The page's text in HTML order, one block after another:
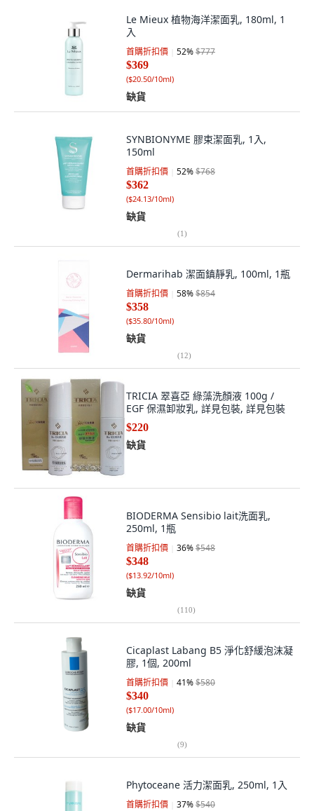
Le Mieux 植物海洋潔面乳, 180ml, 1
入
首購折扣價 52%$777
$369
($20.50/10ml)
缺貨
SYNBIONYME 膠束潔面乳, 1入,
150ml
首購折扣價 52%$768
$362
($24.13/10ml)
缺貨
(1)
Dermarihab 潔面鎮靜乳, 100ml, 1瓶
首購折扣價 58%$854
$358
($35.80/10ml)
缺貨
(12)
TRICIA 翠喜亞 綠藻洗顏液 100g /
EGF 保濕卸妝乳, 詳見包裝, 詳見包裝
$220
缺貨
BIODERMA Sensibio lait洗面乳,
250ml, 1瓶
首購折扣價 36%$548
$348
($13.92/10ml)
缺貨
(110)
Cicaplast Labang B5 淨化舒緩泡沫凝
膠, 1個, 200ml
首購折扣價 41%$580
$340
($17.00/10ml)
缺貨
(9)
Phytoceane 活力潔面乳, 250ml, 1入
首購折扣價 37%$540